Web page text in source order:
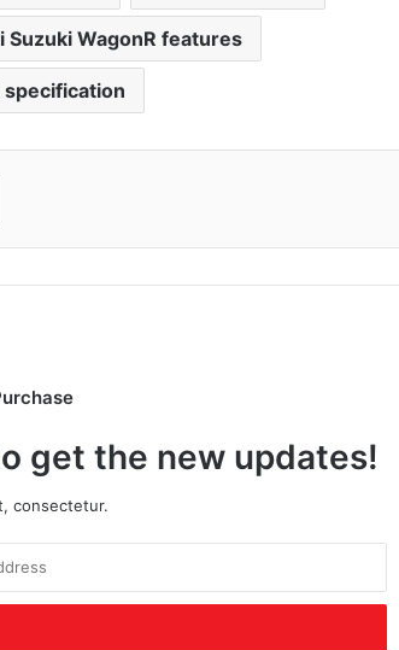
Suzuki WagonR features
specification
get the new updates!
consectetur.